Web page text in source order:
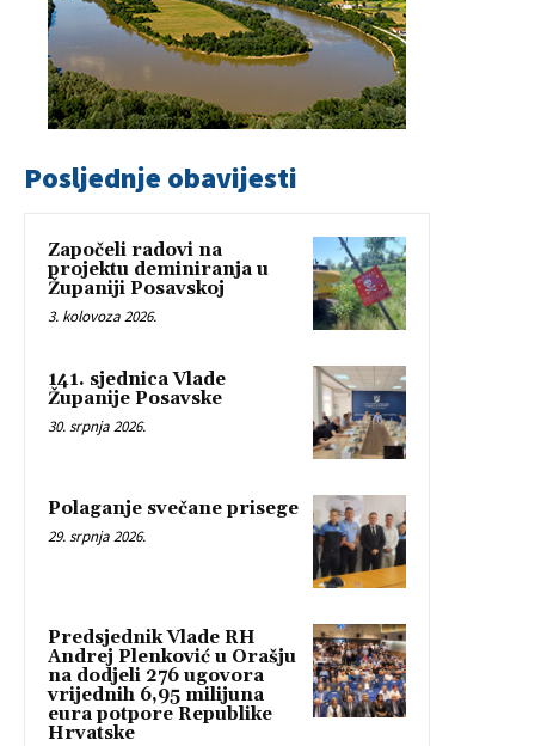
Posljednje obavijesti
Započeli radovi na
projektu deminiranja u
Županiji Posavskoj
3. kolovoza 2026.
141. sjednica Vlade
Županije Posavske
30. srpnja 2026.
Polaganje svečane prisege
29. srpnja 2026.
Predsjednik Vlade RH
Andrej Plenković u Orašju
na dodjeli 276 ugovora
vrijednih 6,95 milijuna
eura potpore Republike
Hrvatske